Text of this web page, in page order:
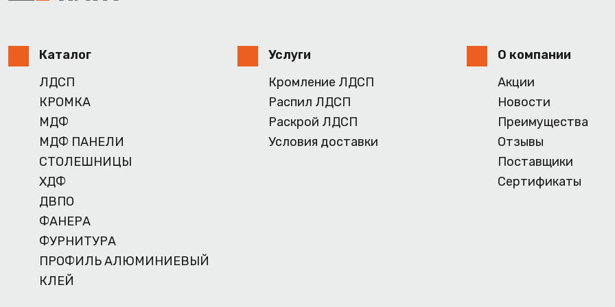
Каталог
ЛДСП
КРОМКА
МДФ
МДФ ПАНЕЛИ
СТОЛЕШНИЦЫ
ХДФ
ДВПО
ФАНЕРА
ФУРНИТУРА
ПРОФИЛЬ АЛЮМИНИЕВЫЙ
КЛЕЙ
Услуги
Кромление ЛДСП
Распил ЛДСП
Раскрой ЛДСП
Условия доставки
О компании
Акции
Новости
Преимущества
Отзывы
Поставщики
Сертификаты